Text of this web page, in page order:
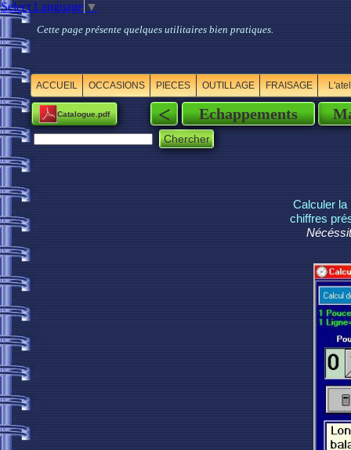
Select Language ▼
Catalogue.pdf Echappements
<
Calculer la
chiffres
Cette page présente quelques utilitaires bien pratiques.
Chercher
ACCUEIL OCCASIONS PIECES OUTILLAGE FRAISAGE